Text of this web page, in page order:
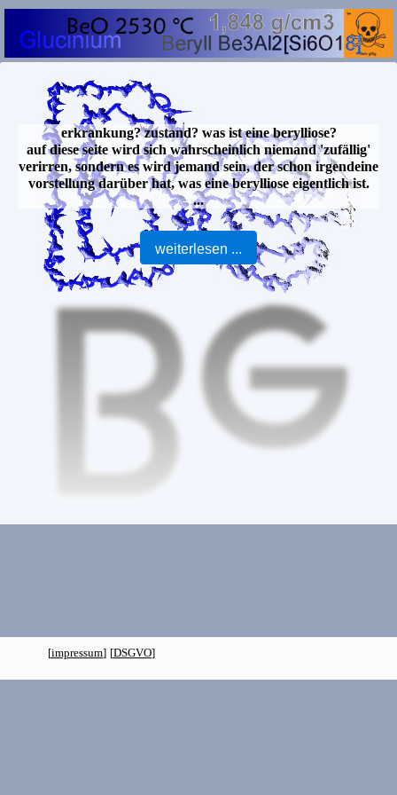
erkrankung? zustand? was ist eine berylliose?
auf diese seite wird sich wahrscheinlich niemand 'zufällig'
verirren, sondern es wird jemand sein, der schon irgendeine
vorstellung darüber hat, was eine berylliose eigentlich ist.
...
weiterlesen ...
[impressum] [DSGVO]